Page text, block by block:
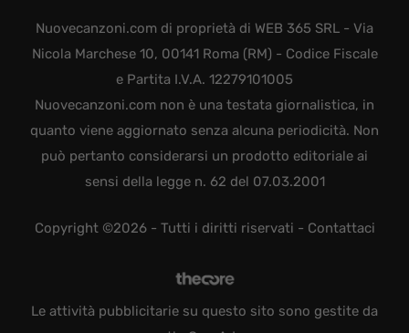
Nuovecanzoni.com di proprietà di WEB 365 SRL - Via
Nicola Marchese 10, 00141 Roma (RM) - Codice Fiscale
e Partita I.V.A. 12279101005
Nuovecanzoni.com non è una testata giornalistica, in
quanto viene aggiornato senza alcuna periodicità. Non
può pertanto considerarsi un prodotto editoriale ai
sensi della legge n. 62 del 07.03.2001
Copyright ©2026 - Tutti i diritti riservati - Contattaci
Le attività pubblicitarie su questo sito sono gestite da